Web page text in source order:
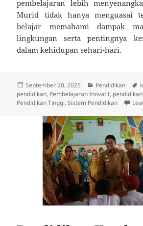
pembelajaran lebih
Murid tidak hanya menguasai
belajar memahami dampak
lingkungan serta pentingnya
dalam kehidupan sehari-hari.
Posted
on
September 20, 2025 Categories
Pendidikan
pendidikan, Pembelajaran Inovatif, pendidikan
Pendidikan Tinggi,Sistem Pendidikan